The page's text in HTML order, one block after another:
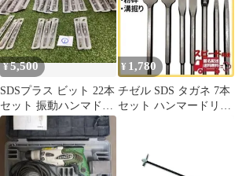
面仕上 表面加工 (16歯
四角型)
¥5,500
SDSプラス ビット 22本
セット 振動ハンマドリ
ル用 コンクリート ①
¥ 1,780
チゼル SDS タガネ 7本
セット ハンマードリル